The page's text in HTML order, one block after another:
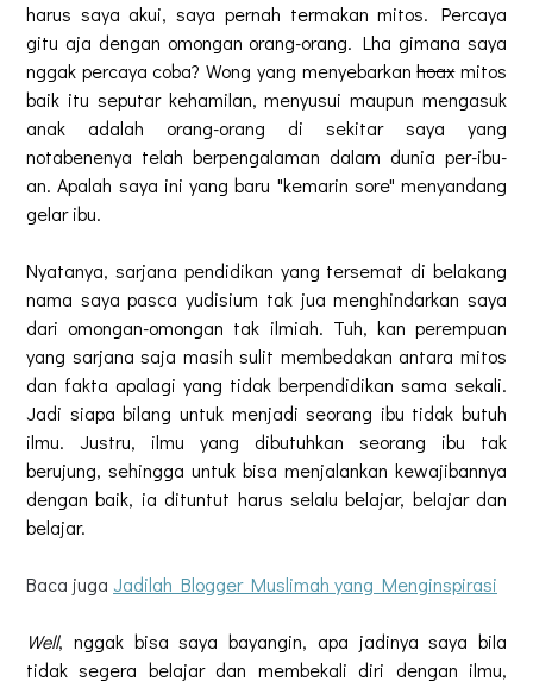
harus saya akui, saya pernah termakan mitos. Percaya
gitu aja dengan omongan orang-orang. Lha gimana saya
nggak percaya coba? Wong yang menyebarkanhoaxmitos
baik itu seputar kehamilan, menyusui maupun mengasuk
anak adalah orang-orang di sekitar saya yang
notabenenya telah berpengalaman dalam dunia per-ibu-
an. Apalah saya ini yang baru "kemarin sore" menyandang
gelar ibu.
Nyatanya, sarjana pendidikan yang tersemat di belakang
nama saya pasca yudisium tak jua menghindarkan saya
dari omongan-omongan tak ilmiah. Tuh, kan perempuan
yang sarjana saja masih sulit membedakan antara mitos
dan fakta apalagi yang tidak berpendidikan sama sekali.
Jadi siapa bilang untuk menjadi seorang ibu tidak butuh
ilmu. Justru, ilmu yang dibutuhkan seorang ibu tak
berujung, sehingga untuk bisa menjalankan kewajibannya
dengan baik, ia dituntut harus selalu belajar, belajar dan
belajar.
Baca juga Jadilah Blogger Muslimah yang Menginspirasi
Well, nggak bisa saya bayangin, apa jadinya saya bila
tidak segera belajar dan membekali diri dengan ilmu,